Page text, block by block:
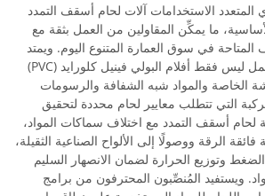
المتعدد الاستخدامات آلات لحام أسقف التمدد
ما يمكِّن المقاولين من العمل بثقة مع
في سوق العمارة المتنوع اليوم. ويمتد
هذا التوافق الشامل ليشمل ليس فقط أفلام البولي فينيل كلورايد (PVC)
الخاصة والمواد شبه الشفافة والرسومات
التي تتطلب معايير لحام محددة لتحقيق
لحام أسقف التمدد مع اختلاف سماكات المواد،
الرقة ووصولًا إلى الألواح الصناعية الثقيلة،
وتوزيع الحرارة لضمان الانصهار السليم
ويستفيد المُنصِّبون المحترفون من برامج